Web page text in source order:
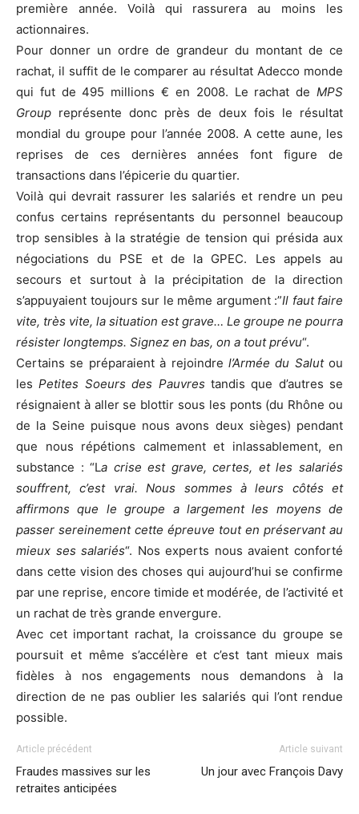
première année. Voilà qui rassurera au moins les
actionnaires.
Pour donner un ordre de grandeur du montant de ce
rachat, il suffit de le comparer au résultat Adecco monde
qui fut de 495 millions € en 2008. Le rachat de MPS
Group représente donc près de deux fois le résultat
mondial du groupe pour l’année 2008. A cette aune, les
reprises de ces dernières années font figure de
transactions dans l’épicerie du quartier.
Voilà qui devrait rassurer les salariés et rendre un peu
confus certains représentants du personnel beaucoup
trop sensibles à la stratégie de tension qui présida aux
négociations du PSE et de la GPEC. Les appels au
secours et surtout à la précipitation de la direction
s’appuyaient toujours sur le même argument :”Il faut faire
vite, très vite, la situation est grave… Le groupe ne pourra
résister longtemps. Signez en bas, on a tout prévu“.
Certains se préparaient à rejoindre l’Armée du Salutou
lesPetites Soeurs des Pauvres tandis que d’autres se
résignaient à aller se blottir sous les ponts (du Rhône ou
de la Seine puisque nous avons deux sièges) pendant
que nous répétions calmement et inlassablement, en
substance : “La crise est grave, certes, et les salariés
souffrent, c’est vrai. Nous sommes à leurs côtés et
affirmons que le groupe a largement les moyens de
passer sereinement cette épreuve tout en préservant au
mieux ses salariés“. Nos experts nous avaient conforté
dans cette vision des choses qui aujourd’hui se confirme
par une reprise, encore timide et modérée, de l’activité et
un rachat de très grande envergure.
Avec cet important rachat, la croissance du groupe se
poursuit et même s’accélère et c’est tant mieux mais
fidèles à nos engagements nous demandons à la
direction de ne pas oublier les salariés qui l’ont rendue
possible.
Article précédent
Fraudes massives sur les
retraites anticipées
Article suivant
Un jour avec François Davy